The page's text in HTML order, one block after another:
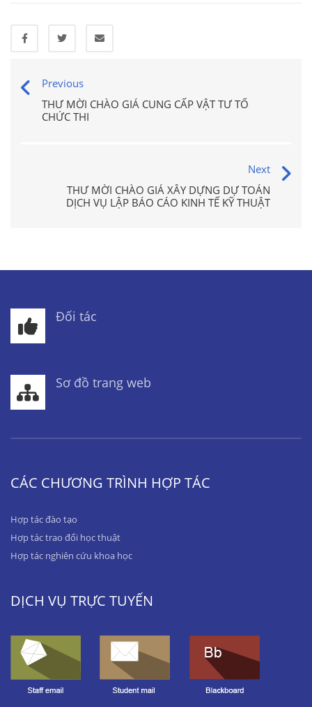
Previous
THƯ MỜI CHÀO GIÁ CUNG CẤP VẬT TƯ TỔ
CHỨC THI
Next
THƯ MỜI CHÀO GIÁ XÂY DỰNG DỰ TOÁN
DỊCH VỤ LẬP BÁO CÁO KINH TẾ KỸ THUẬT
Đối tác
Sơ đồ trang web
CÁC CHƯƠNG TRÌNH HỢP TÁC
Hợp tác đào tạo
Hợp tác trao đổi học thuật
Hợp tác nghiên cứu khoa học
DỊCH VỤ TRỰC TUYẾN